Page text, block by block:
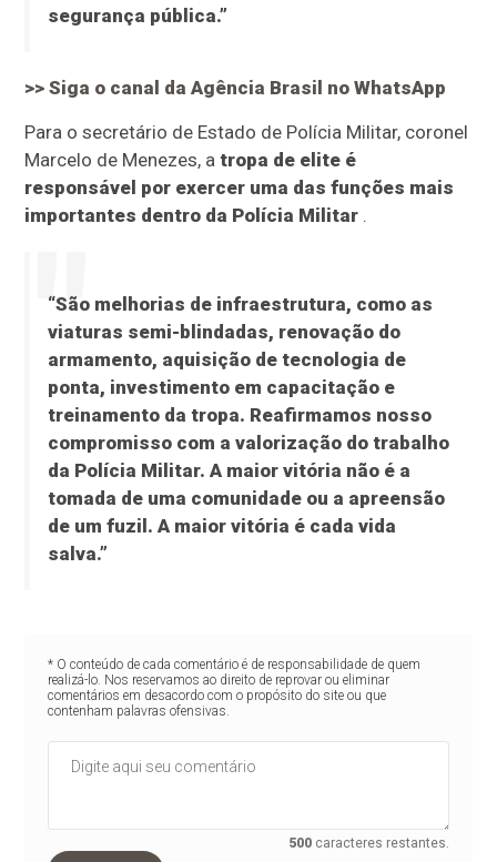
segurança pública.”
>> Siga o canal daAgência Brasil no WhatsApp
Para o secretário de Estado de Polícia Militar, coronel
Marcelo de Menezes, atropa de elite é
responsável por exercer uma das funções mais
importantes dentro da Polícia Militar .
“São melhorias de infraestrutura, como as
viaturas semi-blindadas, renovação do
armamento, aquisição de tecnologia de
ponta, investimento em capacitação e
treinamento da tropa. Reafirmamos nosso
compromisso com a valorização do trabalho
da Polícia Militar. A maior vitória não é a
tomada de uma comunidade ou a apreensão
de um fuzil. A maior vitória é cada vida
salva.”
* O conteúdo de cada comentário é de responsabilidade de quem
realizá-lo. Nos reservamos ao direito de reprovar ou eliminar
comentários em desacordo com o propósito do site ou que
contenham palavras ofensivas.
500 caracteres restantes.